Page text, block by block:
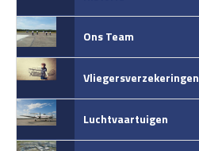
Ons Team
Vliegersverzekeringen
Luchtvaartuigen